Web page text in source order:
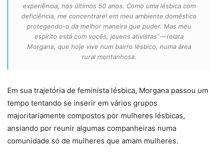
experiência, nos últimos 50 anos. Como uma lésbica com
deficiência, me concentrarei em meu ambiente doméstico
protegendo-o da melhor maneira que puder. Mas meu
espírito está com vocês, jovens ativistas” —relata
Morgana, que hoje vive num bairro lésbico, numa área
rural montanhosa.
Em sua trajetória de feminista lésbica, Morgana passou um
tempo tentando se inserir em vários grupos
majoritariamente compostos por mulheres lésbicas,
ansiando por reunir algumas companheiras numa
comunidade só de mulheres que amam mulheres.